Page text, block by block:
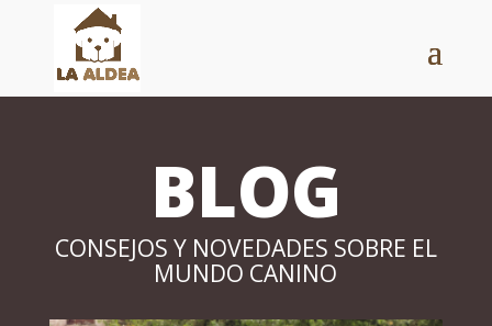
BLOG
CONSEJOS Y NOVEDADES SOBRE EL
MUNDO CANINO